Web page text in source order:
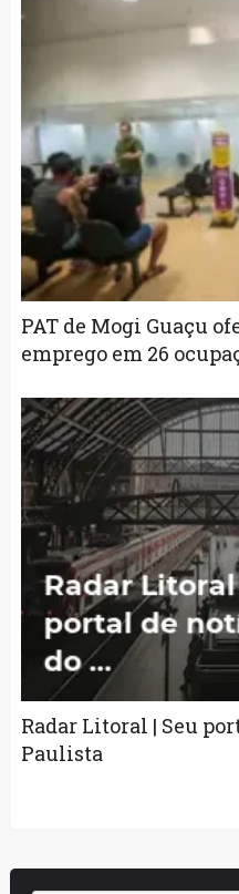
PAT de Mogi Guaçu
emprego em 26
Radar Litoral | Seu
Paulista